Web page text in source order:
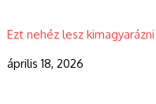
Ezt nehéz lesz kimagyarázni
április 18, 2026